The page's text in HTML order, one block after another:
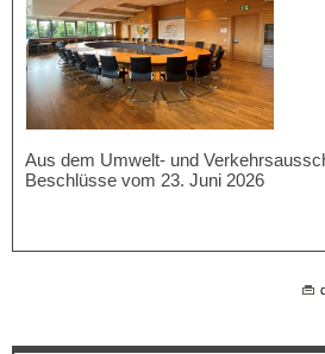
Aus dem Umwelt- und
Beschlüsse vom 23. Juni 2026